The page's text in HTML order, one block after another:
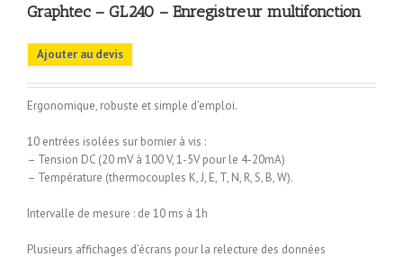
Graphtec – GL240 – Enregistreur multifonction
Ajouter au devis
Ergonomique, robuste et simple d’emploi.
10 entrées isolées sur bornier à vis :
– Tension DC (20 mV à 100 V, 1-5V pour le 4-20mA)
– Température (thermocouples K, J, E, T, N, R, S, B, W).
Intervalle de mesure : de 10 ms à 1h
Plusieurs affichages d’écrans pour la relecture des données